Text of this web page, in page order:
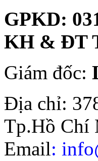
GPKD:
KH & ĐT
Giám đốc:
Địa chỉ:
Tp.Hồ Chí
Email: